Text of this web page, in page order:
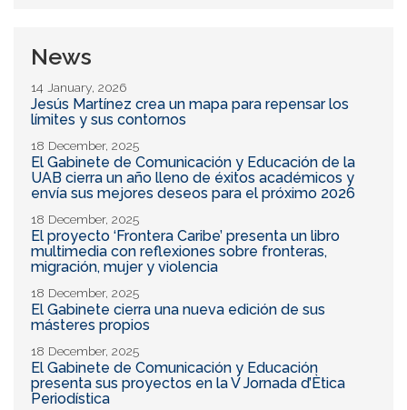
News
14 January, 2026
Jesús Martínez crea un mapa para repensar los
límites y sus contornos
18 December, 2025
El Gabinete de Comunicación y Educación de la
UAB cierra un año lleno de éxitos académicos y
envía sus mejores deseos para el próximo 2026
18 December, 2025
El proyecto ‘Frontera Caribe’ presenta un libro
multimedia con reflexiones sobre fronteras,
migración, mujer y violencia
18 December, 2025
El Gabinete cierra una nueva edición de sus
másteres propios
18 December, 2025
El Gabinete de Comunicación y Educación
presenta sus proyectos en la V Jornada d’Ètica
Periodística